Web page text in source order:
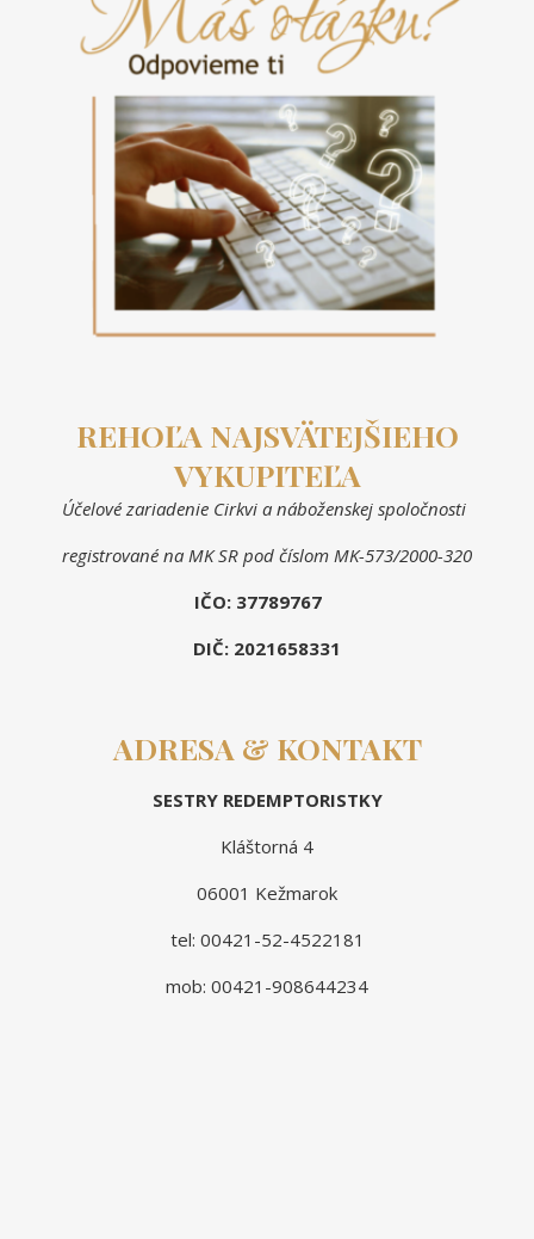
REHOĽA NAJSVÄTEJŠIEHO
VYKUPITEĽA
Účelové zariadenie Cirkvi a náboženskej spoločnosti
registrované na MK SR pod číslom MK-573/2000-320
IČO: 37789767
DIČ: 2021658331
ADRESA & KONTAKT
SESTRY REDEMPTORISTKY
Kláštorná 4
06001 Kežmarok
tel: 00421-52-4522181
mob: 00421-908644234